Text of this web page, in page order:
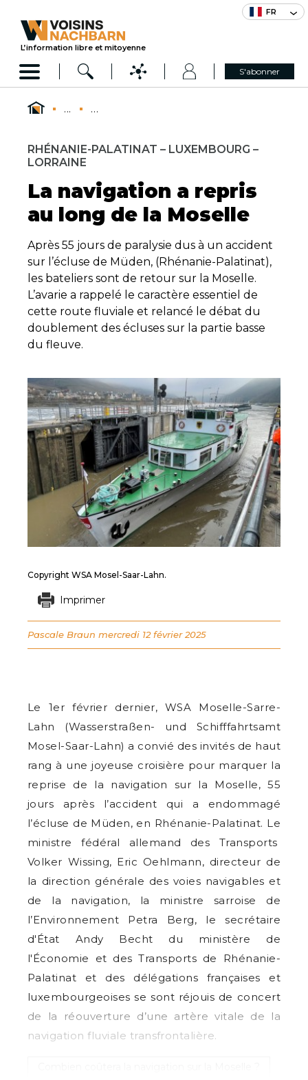
FR
L’information libre et mitoyenne
S'abonner
... ...
RHÉNANIE-PALATINAT – LUXEMBOURG –
LORRAINE
La navigation a repris
au long de la Moselle
Après 55 jours de paralysie dus à un accident
sur l’écluse de Müden, (Rhénanie-Palatinat),
les bateliers sont de retour sur la Moselle.
L’avarie a rappelé le caractère essentiel de
cette route fluviale et relancé le débat du
doublement des écluses sur la partie basse
du fleuve.
Le 1er février dernier, WSA Moselle-Sarre-
Lahn
(Wasserstraßen- und Schifffahrts­amt
Mosel-Saar-Lahn) a convié des invités de haut
rang à une joyeuse croisière pour marquer la
reprise de la navigation sur la Moselle, 55
jours après l’accident qui a endommagé
l’écluse de Müden, en Rhénanie-Palatinat. Le
ministre fédéral allemand des Transports
Volker Wissing, Eric Oehlmann, directeur de
la direction générale des voies navigables et
de la navigation, la ministre sarroise de
l’Environnement Petra Berg, le secrétaire
d'État Andy Becht du ministère de
l'Économie et des Transports de Rhénanie-
Palatinat et des délégations françaises et
luxembourgeoises se sont réjouis de concert
de la réouverture d’une artère vitale de la
navigation fluviale transfrontalière.
Copyright WSA Mosel-Saar-Lahn.
Imprimer
Pascale Braun mercredi 12 février 2025